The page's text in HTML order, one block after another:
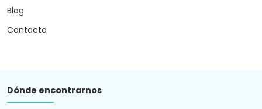
Blog
Contacto
Dónde encontrarnos